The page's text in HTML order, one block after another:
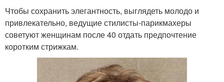
Чтобы сохранить элегантность, выглядеть молодо и
привлекательно, ведущие стилисты-парикмахеры
советуют женщинам после 40 отдать предпочтение
коротким стрижкам.